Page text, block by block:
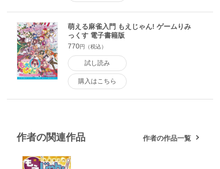
萌える麻雀入門 もえじゃん! ゲームりみ
っくす 電子書籍版
770円（税込）
試し読み
購入はこちら
作者の関連作品 作者の作品一覧